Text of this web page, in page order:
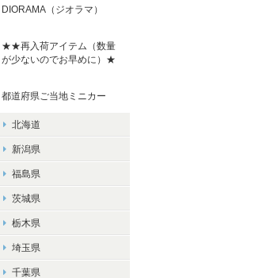
DIORAMA（ジオラマ）
★★再入荷アイテム（数量
が少ないのでお早めに）★
都道府県ご当地ミニカー
北海道
新潟県
福島県
茨城県
栃木県
埼玉県
千葉県